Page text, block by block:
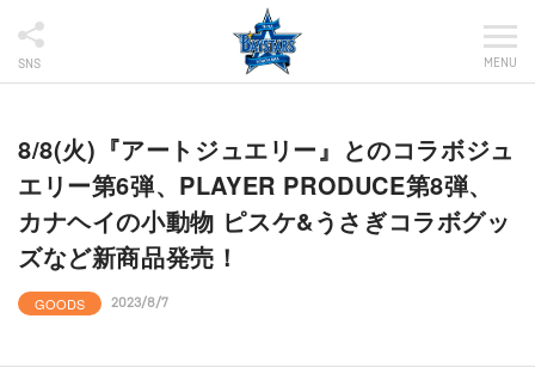
SNS MENU
8/8(火)『アートジュエリー』とのコラボジュ
エリー第6弾、PLAYER PRODUCE第8弾、
カナヘイの小動物 ピスケ&うさぎコラボグッ
ズなど新商品発売！
GOODS 2023/8/7